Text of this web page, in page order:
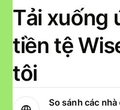
Tải xuống
tiền tệ
tôi
So sánh các